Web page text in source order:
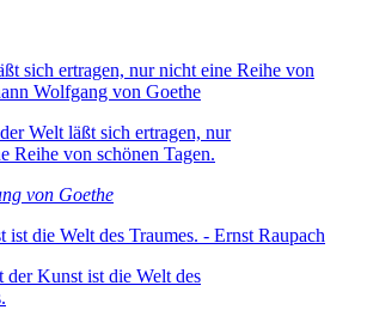
Welt läßt sich ertragen, nur
Reihe von schönen Tagen.
von Goethe
der Kunst ist die Welt des